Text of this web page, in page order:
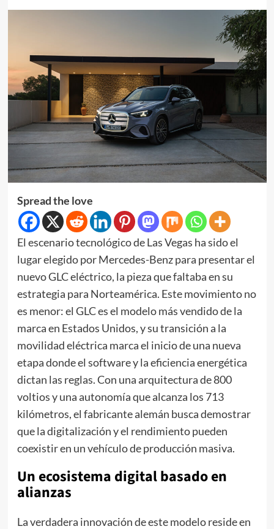
Spread the love
El escenario tecnológico de Las Vegas ha sido el
lugar elegido por Mercedes-Benz para presentar el
nuevo GLC eléctrico, la pieza que faltaba en su
estrategia para Norteamérica. Este movimiento no
es menor: el GLC es el modelo más vendido de la
marca en Estados Unidos, y su transición a la
movilidad eléctrica marca el inicio de una nueva
etapa donde el software y la eficiencia energética
dictan las reglas. Con una arquitectura de 800
voltios y una autonomía que alcanza los 713
kilómetros, el fabricante alemán busca demostrar
que la digitalización y el rendimiento pueden
coexistir en un vehículo de producción masiva.
Un ecosistema digital basado en
alianzas
La verdadera innovación de este modelo reside en